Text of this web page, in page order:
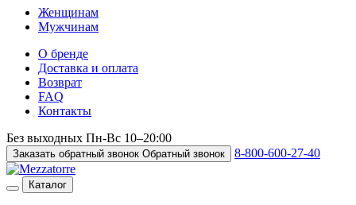
Женщинам
Мужчинам
О бренде
Доставка и оплата
Возврат
FAQ
Контакты
Без выходных Пн-Вс 10–20:00
Заказать обратный звонок Обратный звонок 8-800-600-27-40
Каталог